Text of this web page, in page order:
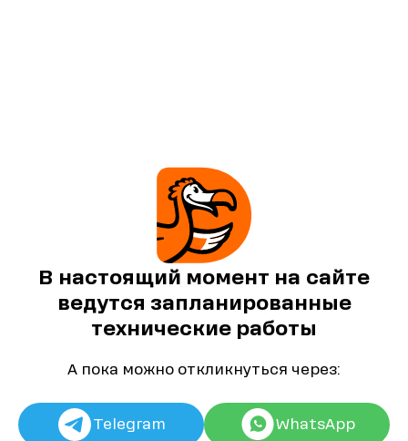
В настоящий момент на сайте
ведутся запланированные
технические работы
А пока можно откликнуться через:
Telegram WhatsApp